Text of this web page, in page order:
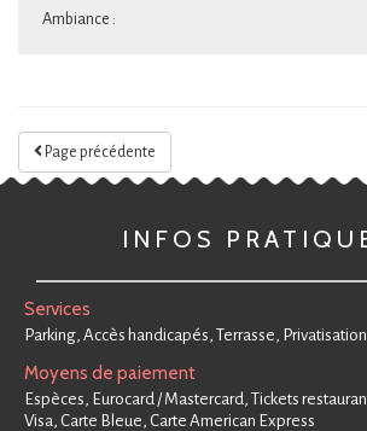
Ambiance :
Page précédente
INFOS
Services
Parking, Accès handicapés, Terrasse,
Moyens de paiement
Espèces, Eurocard / Mastercard, Tickets
Visa, Carte Bleue, Carte American Express